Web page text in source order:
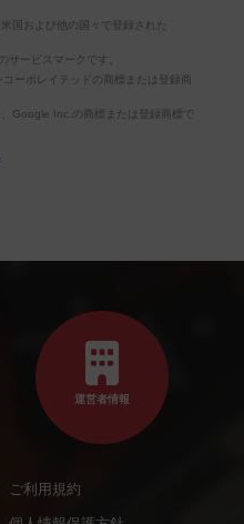
国および他の国々で登録された
ービスマークです。
ーポレイテッドの商標または登録商
Google Inc.の商標または登録商標で
運営者情報
ご利用規約